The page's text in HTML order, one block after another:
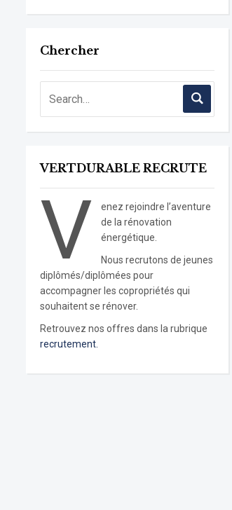
Chercher
VERTDURABLE RECRUTE
V
enez rejoindre l’aventure
de la rénovation
énergétique.
Nous recrutons de jeunes
diplômés/diplômées pour
accompagner les copropriétés qui
souhaitent se rénover.
Retrouvez nos offres dans la rubrique
recrutement.